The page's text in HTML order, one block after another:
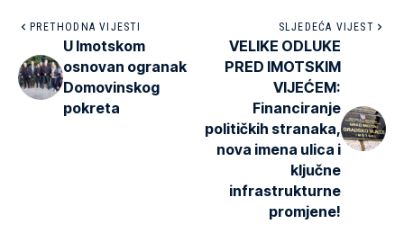
PRETHODNA VIJESTI
U Imotskom
osnovan ogranak
Domovinskog
pokreta
SLJEDEĆA VIJEST
VELIKE ODLUKE
PRED IMOTSKIM
VIJEĆEM:
Financiranje
političkih stranaka,
nova imena ulica i
ključne
infrastrukturne
promjene!